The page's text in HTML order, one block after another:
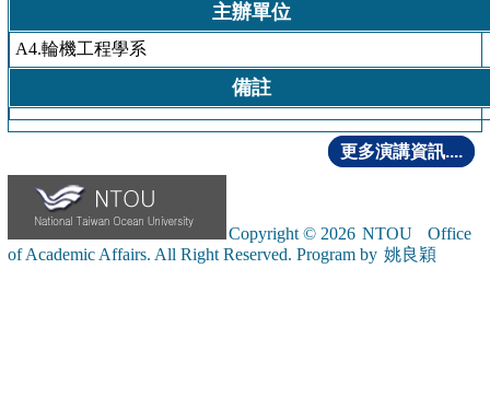
主辦單位
A4.輪機工程學系
備註
更多演講資訊....
Copyright © 2026 NTOU
Office
of Academic Affairs. All Right Reserved. Program by 姚良穎